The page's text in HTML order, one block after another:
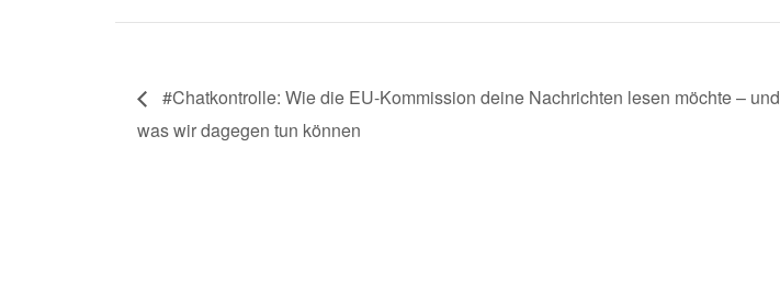
#Chatkontrolle: Wie die EU-Kommission deine Nachrichten lesen möchte – und
was wir dagegen tun können